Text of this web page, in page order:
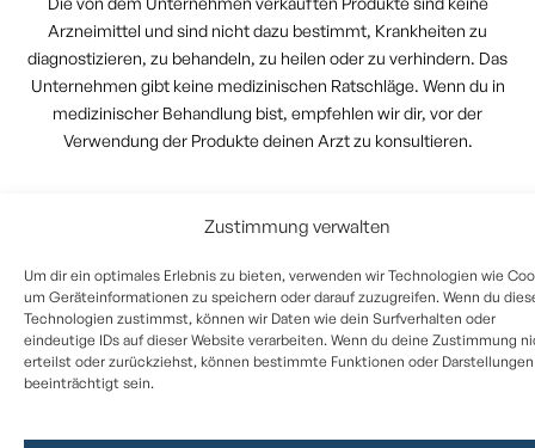
Zustimmung verwalten
Um dir ein optimales Erlebnis zu bieten, verwenden wir Technologien wie
um Geräteinformationen zu speichern oder darauf zuzugreifen. Wenn du
Technologien zustimmst, können wir Daten wie dein Surfverhalten oder
eindeutige IDs auf dieser Website verarbeiten. Wenn du deine Zustimmung
erteilst oder zurückziehst, können bestimmte Funktionen oder Darstellungen
beeinträchtigt sein.
Arzneimittel und sind nicht dazu bestimmt, Krankheiten zu
diagnostizieren, zu behandeln, zu heilen oder zu verhindern. Das
Unternehmen gibt keine medizinischen Ratschläge. Wenn du in
medizinischer Behandlung bist, empfehlen wir dir, vor der
Verwendung der Produkte deinen Arzt zu konsultieren.